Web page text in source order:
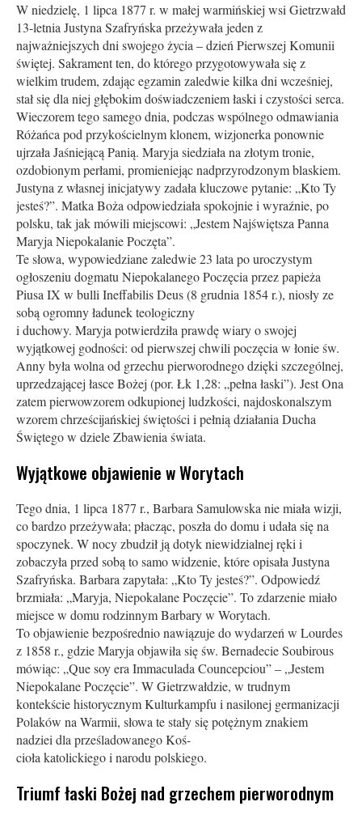
W niedzielę, 1 lipca 1877 r. w małej warmińskiej wsi Gietrzwałd
13-letnia Justyna Szafryńska przeżywała jeden z
najważniejszych dni swojego życia – dzień Pierwszej Komunii
świętej. Sakrament ten, do którego przygotowywała się z
wielkim trudem, zdając egzamin zaledwie kilka dni wcześniej,
stał się dla niej głębokim doświadczeniem łaski i czystości serca.
Wieczorem tego samego dnia, podczas wspólnego odmawiania
Różańca pod przykościelnym klonem, wizjonerka ponownie
ujrzała Jaśniejącą Panią. Maryja siedziała na złotym tronie,
ozdobionym perłami, promieniejąc nadprzyrodzonym blaskiem.
Justyna z własnej inicjatywy zadała kluczowe pytanie: „Kto Ty
jesteś?”. Matka Boża odpowiedziała spokojnie i wyraźnie, po
polsku, tak jak mówili miejscowi: „Jestem Najświętsza Panna
Maryja Niepokalanie Poczęta”.
Te słowa, wypowiedziane zaledwie 23 lata po uroczystym
ogłoszeniu dogmatu Niepokalanego Poczęcia przez papieża
Piusa IX w bulli Ineffabilis Deus (8 grudnia 1854 r.), niosły ze
sobą ogromny ładunek teologiczny
i duchowy. Maryja potwierdziła prawdę wiary o swojej
wyjątkowej godności: od pierwszej chwili poczęcia w łonie św.
Anny była wolna od grzechu pierworodnego dzięki szczególnej,
uprzedzającej łasce Bożej (por. Łk 1,28: „pełna łaski”). Jest Ona
zatem pierwowzorem odkupionej ludzkości, najdoskonalszym
wzorem chrześcijańskiej świętości i pełnią działania Ducha
Świętego w dziele Zbawienia świata.
Wyjątkowe objawienie w Worytach
Tego dnia, 1 lipca 1877 r., Barbara Samulowska nie miała wizji,
co bardzo przeżywała; płacząc, poszła do domu i udała się na
spoczynek. W nocy zbudził ją dotyk niewidzialnej ręki i
zobaczyła przed sobą to samo widzenie, które opisała Justyna
Szafryńska. Barbara zapytała: „Kto Ty jesteś?”. Odpowiedź
brzmiała: „Maryja, Niepokalane Poczęcie”. To zdarzenie miało
miejsce w domu rodzinnym Barbary w Worytach.
To objawienie bezpośrednio nawiązuje do wydarzeń w Lourdes
z 1858 r., gdzie Maryja objawiła się św. Bernadecie Soubirous
mówiąc: „Que soy era Immaculada Councepciou” – „Jestem
Niepokalane Poczęcie”. W Gietrzwałdzie, w trudnym
kontekście historycznym Kulturkampfu i nasilonej germanizacji
Polaków na Warmii, słowa te stały się potężnym znakiem
nadziei dla prześladowanego Koś-
cio­ła katolickiego i narodu polskiego.
Triumf łaski Bożej nad grzechem pierworodnym